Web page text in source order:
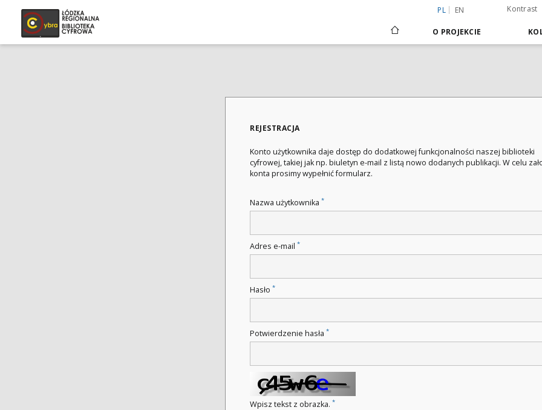
PL EN Kontrast
O PROJEKCIE
REJESTRACJA
Konto użytkownika daje dostęp do dodatkowej funkcjonalności naszej biblioteki
cyfrowej, takiej jak np. biuletyn e-mail z listą nowo dodanych publikacji. W celu
konta prosimy wypełnić formularz.
Nazwa użytkownika *
Adres e-mail *
Hasło *
Potwierdzenie hasła *
Wpisz tekst z obrazka. *